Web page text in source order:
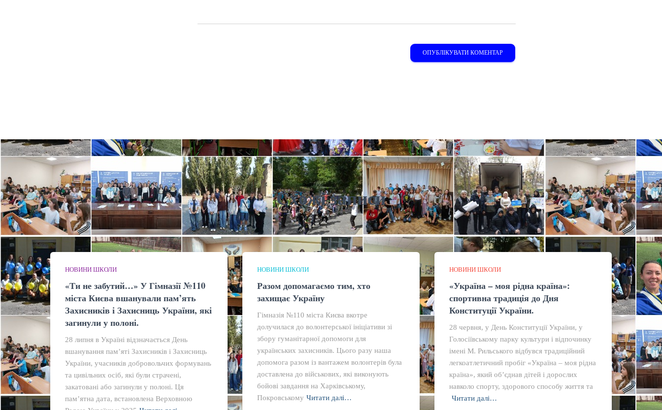
Схожі записи
НОВИНИ ШКОЛИ
«Ти не забутий…» У Гімназії №110
міста Києва вшанували пам’ять
Захисників і Захисниць України, які
загинули у полоні.
28 липня в Україні відзначається День
вшанування пам’яті Захисників і Захисниць
України, учасників добровольчих формувань
та цивільних осіб, які були страчені,
закатовані або загинули у полоні. Ця
пам’ятна дата, встановлена Верховною
НОВИНИ ШКОЛИ
Разом допомагаємо тим, хто
захищає Україну
Гімназія №110 міста Києва вкотре
долучилася до волонтерської ініціативи зі
збору гуманітарної допомоги для
українських захисників. Цього разу наша
допомога разом із вантажем волонтерів була
доставлена до військових, які виконують
бойові завдання на Харківському,
Покровському Читати далі…
НОВИНИ ШКОЛИ
«Україна – моя рідна країна»:
спортивна традиція до Дня
Конституції України.
28 червня, у День Конституції України, у
Голосіївському парку культури і відпочинку
імені М. Рильського відбувся традиційний
легкоатлетичний пробіг «Україна – моя рідна
країна», який об’єднав дітей і дорослих
навколо спорту, здорового способу життя та
Читати далі…